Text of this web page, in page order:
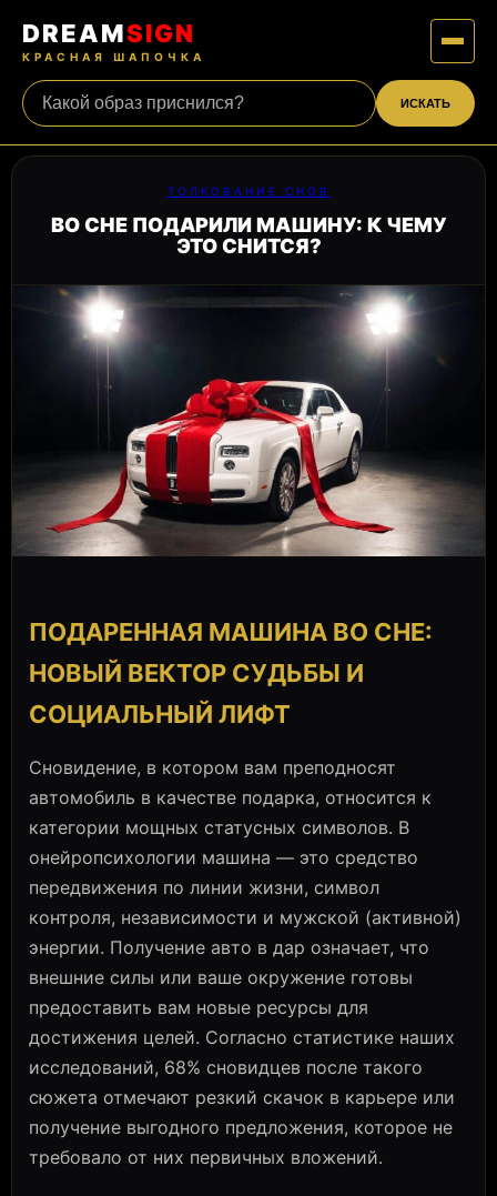
DREAMSIGN
КРАСНАЯ ШАПОЧКА
ИСКАТЬ
ТОЛКОВАНИЕ СНОВ
ВО СНЕ ПОДАРИЛИ МАШИНУ: К ЧЕМУ
ЭТО СНИТСЯ?
ПОДАРЕННАЯ МАШИНА ВО СНЕ:
НОВЫЙ ВЕКТОР СУДЬБЫ И
СОЦИАЛЬНЫЙ ЛИФТ
Сновидение, в котором вам преподносят
автомобиль в качестве подарка, относится к
категории мощных статусных символов. В
онейропсихологии машина — это средство
передвижения по линии жизни, символ
контроля, независимости и мужской (активной)
энергии. Получение авто в дар означает, что
внешние силы или ваше окружение готовы
предоставить вам новые ресурсы для
достижения целей. Согласно статистике наших
исследований, 68% сновидцев после такого
сюжета отмечают резкий скачок в карьере или
получение выгодного предложения, которое не
требовало от них первичных вложений.